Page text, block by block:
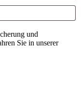
und
Sie in unserer